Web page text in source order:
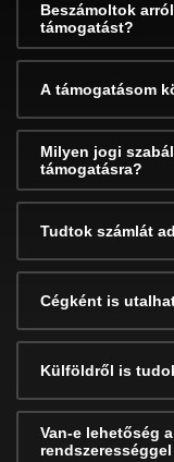
Beszámoltok
támogatást?
A támogatásom
Milyen jogi
támogatásra?
Tudtok számlát
Cégként is
Külföldről is
Van-e lehetőség